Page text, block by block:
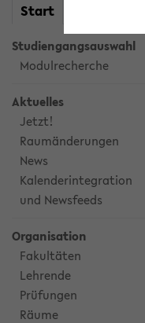
Start
Studiengangsauswahl
Modulrecherche
Aktuelles
Jetzt!
Raumänderungen
News
Kalenderintegration
und Newsfeeds
Organisation
Fakultäten
Lehrende
Prüfungen
Räume